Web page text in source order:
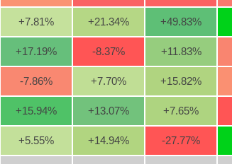
+7.81% +21.34% +49.83%
+17.19% -8.37% +11.83%
-7.86% +7.70% +15.82%
+15.94% +13.07% +7.65%
+5.55% +14.94% -27.77%